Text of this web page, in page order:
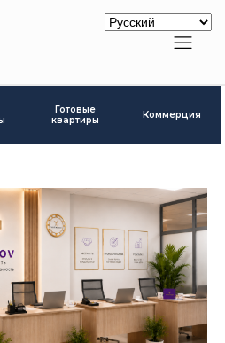
Готовые
квартиры
Коммерция